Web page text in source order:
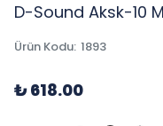
D-Sound Aksk-10
Ürün Kodu: 1893
₺ 618.00